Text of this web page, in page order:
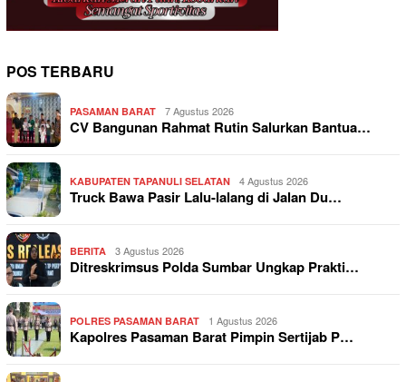
POS TERBARU
PASAMAN BARAT 7 Agustus 2026
CV Bangunan Rahmat Rutin Salurkan Bantua…
KABUPATEN TAPANULI SELATAN 4 Agustus 2026
Truck Bawa Pasir Lalu-lalang di Jalan Du…
BERITA 3 Agustus 2026
Ditreskrimsus Polda Sumbar Ungkap Prakti…
POLRES PASAMAN BARAT 1 Agustus 2026
Kapolres Pasaman Barat Pimpin Sertijab P…